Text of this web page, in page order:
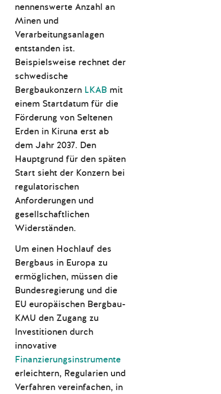
nennenswerte Anzahl an
Minen und
Verarbeitungsanlagen
entstanden ist.
Beispielsweise rechnet der
schwedische
Bergbaukonzern LKAB mit
einem Startdatum für die
Förderung von Seltenen
Erden in Kiruna erst ab
dem Jahr 2037. Den
Hauptgrund für den späten
Start sieht der Konzern bei
regulatorischen
Anforderungen und
gesellschaftlichen
Widerständen.
Um einen Hochlauf des
Bergbaus in Europa zu
ermöglichen, müssen die
Bundesregierung und die
EU europäischen Bergbau-
KMU den Zugang zu
Investitionen durch
innovative
Finanzierungsinstrumente
erleichtern, Regularien und
Verfahren vereinfachen, in